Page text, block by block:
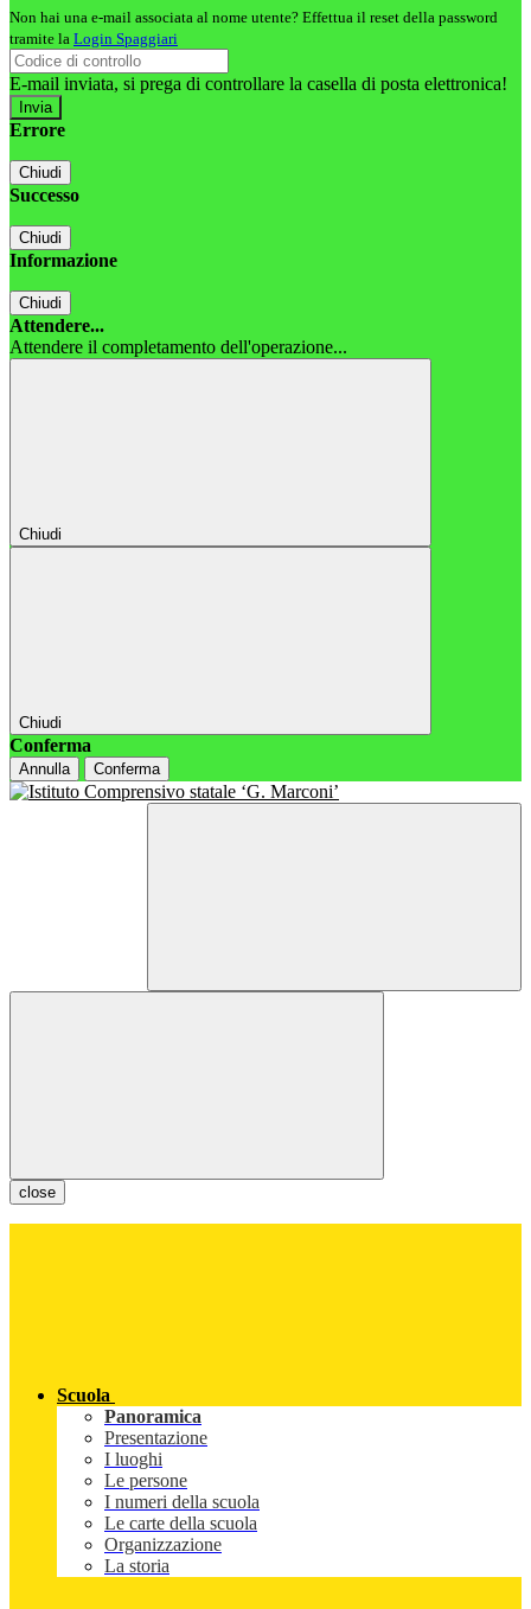
Non hai una e-mail associata al nome utente? Effettua il reset della password
tramite la Login Spaggiari
E-mail inviata, si prega di controllare la casella di posta elettronica!
Errore
Chiudi
Successo
Chiudi
Informazione
Chiudi
Attendere...
Attendere il completamento dell'operazione...
Chiudi
Chiudi
Conferma
Annulla Conferma
close
Scuola
Panoramica
Presentazione
I luoghi
Le persone
I numeri della scuola
Le carte della scuola
Organizzazione
La storia